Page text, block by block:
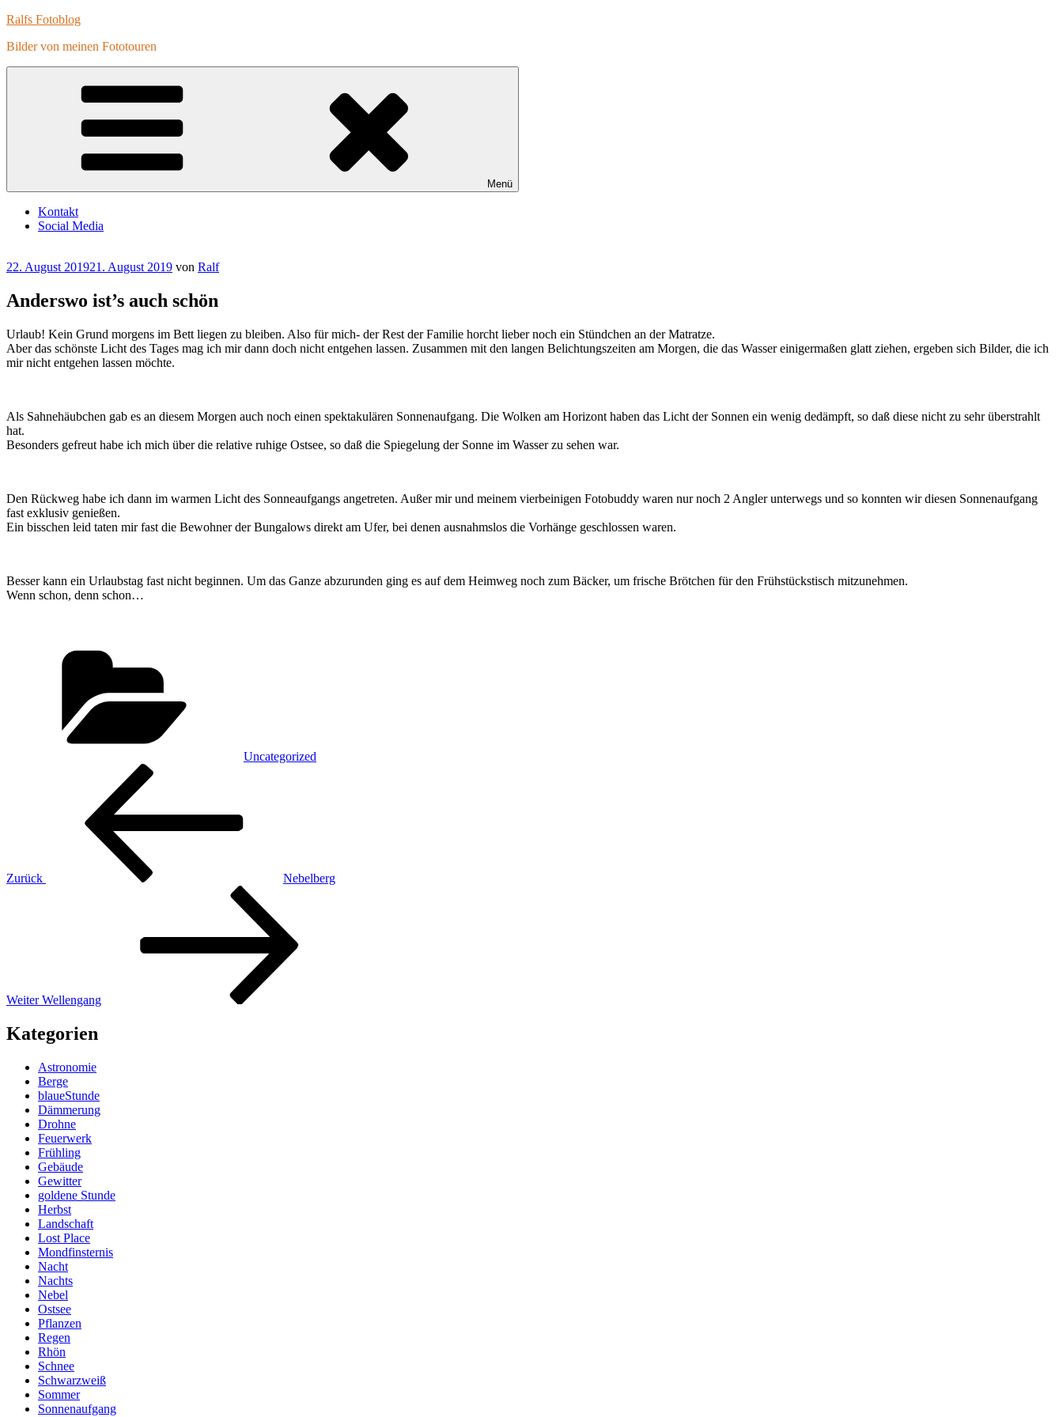
Zum
springen
Ralfs Fotoblog
Bilder von meinen Fototouren
Menü
Kontakt
Social Media
Veröffentlicht
22. August 201921. August 2019 von Ralf
Anderswo ist’s auch schön
Urlaub! Kein Grund morgens im Bett liegen zu bleiben. Also für mich- der Rest der Familie horcht lieber noch ein Stündchen an der Matratze.
Aber das schönste Licht des Tages mag ich mir dann doch nicht entgehen lassen. Zusammen mit den langen Belichtungszeiten am Morgen, die das Wasser einigermaßen glatt ziehen, ergeben sich Bilder, die ich
mir nicht entgehen lassen möchte.
Als Sahnehäubchen gab es an diesem Morgen auch noch einen spektakulären Sonnenaufgang. Die Wolken am Horizont haben das Licht der Sonnen ein wenig dedämpft, so daß diese nicht zu sehr überstrahlt
hat.
Besonders gefreut habe ich mich über die relative ruhige Ostsee, so daß die Spiegelung der Sonne im Wasser zu sehen war.
Den Rückweg habe ich dann im warmen Licht des Sonneaufgangs angetreten. Außer mir und meinem vierbeinigen Fotobuddy waren nur noch 2 Angler unterwegs und so konnten wir diesen Sonnenaufgang
fast exklusiv genießen.
Ein bisschen leid taten mir fast die Bewohner der Bungalows direkt am Ufer, bei denen ausnahmslos die Vorhänge geschlossen waren.
Besser kann ein Urlaubstag fast nicht beginnen. Um das Ganze abzurunden ging es auf dem Heimweg noch zum Bäcker, um frische Brötchen für den Frühstückstisch mitzunehmen.
Wenn schon, denn schon…
Uncategorized
Beitragsnavigation
Zurück
Nebelberg
Weiter Wellengang
Kategorien
Astronomie
Berge
blaueStunde
Dämmerung
Drohne
Feuerwerk
Frühling
Gebäude
Gewitter
goldene Stunde
Herbst
Landschaft
Lost Place
Mondfinsternis
Nacht
Nachts
Nebel
Ostsee
Pflanzen
Regen
Rhön
Schnee
Schwarzweiß
Sommer
Sonnenaufgang